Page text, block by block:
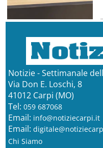
Notizie - Settimanale
Via Don E. Loschi, 8
41012 Carpi (MO)
Tel: 059 687068
Email: info@notiziecarpi.it
Email:
Chi Siamo